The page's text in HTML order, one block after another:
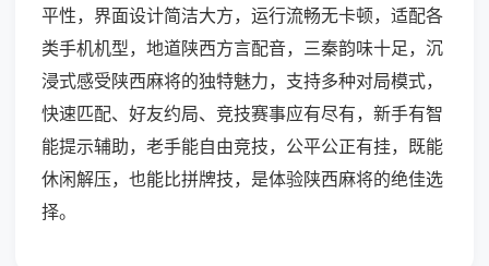
平性，界面设计简洁大方，运行流畅无卡顿，适配各
类手机机型，地道陕西方言配音，三秦韵味十足，沉
浸式感受陕西麻将的独特魅力，支持多种对局模式，
快速匹配、好友约局、竞技赛事应有尽有，新手有智
能提示辅助，老手能自由竞技，公平公正有挂，既能
休闲解压，也能比拼牌技，是体验陕西麻将的绝佳选
择。